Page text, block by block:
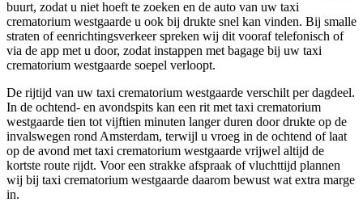
buurt, zodat u niet hoeft te zoeken en de auto van uw taxi
crematorium westgaarde u ook bij drukte snel kan vinden. Bij smalle
straten of eenrichtingsverkeer spreken wij dit vooraf telefonisch of
via de app met u door, zodat instappen met bagage bij uw taxi
crematorium westgaarde soepel verloopt.
De rijtijd van uw taxi crematorium westgaarde verschilt per dagdeel.
In de ochtend- en avondspits kan een rit met taxi crematorium
westgaarde tien tot vijftien minuten langer duren door drukte op de
invalswegen rond Amsterdam, terwijl u vroeg in de ochtend of laat
op de avond met taxi crematorium westgaarde vrijwel altijd de
kortste route rijdt. Voor een strakke afspraak of vluchttijd plannen
wij bij taxi crematorium westgaarde daarom bewust wat extra marge
in.